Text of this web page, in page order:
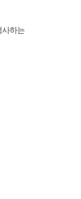
사하는